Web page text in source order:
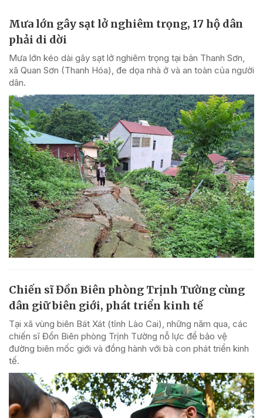
Mưa lớn gây sạt lở nghiêm trọng, 17 hộ dân
phải di dời
Mưa lớn kéo dài gây sạt lở nghiêm trọng tại bản Thanh Sơn,
xã Quan Sơn (Thanh Hóa), đe dọa nhà ở và an toàn của người
dân.
Chiến sĩ Đồn Biên phòng Trịnh Tường cùng
dân giữ biên giới, phát triển kinh tế
Tại xã vùng biên Bát Xát (tỉnh Lào Cai), những năm qua, các
chiến sĩ Đồn Biên phòng Trịnh Tường nỗ lực để bảo vệ
đường biên mốc giới và đồng hành với bà con phát triển kinh
tế.